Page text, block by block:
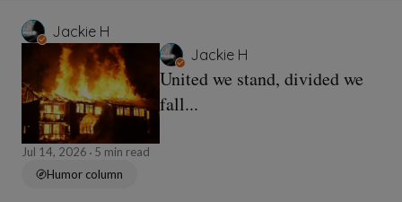
Jackie H
Jackie H
United we stand, divided we
fall...
Jul 14, 2026
5 min read
Humor column